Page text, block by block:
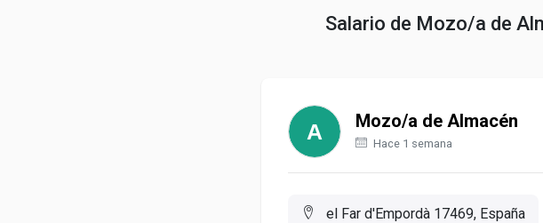
Salario de Mozo/a de
Mozo/a de Almacén
Hace 1 semana
el Far d'Empordà 17469, España